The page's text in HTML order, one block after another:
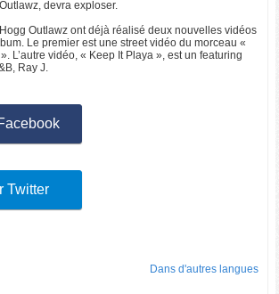
devra exploser.
Outlawz ont déjà réalisé deux nouvelles vidéos
Le premier est une street vidéo du morceau «
L’autre vidéo, « Keep It Playa », est un featuring
Ray J.
Twitter
Dans d'autres langues